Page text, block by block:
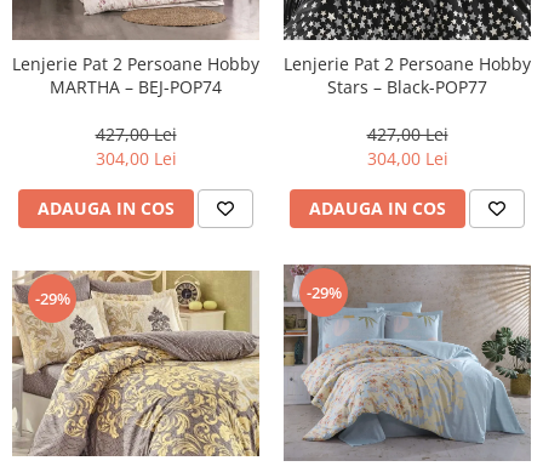
Lenjerie Pat 2 Persoane Hobby
MARTHA – BEJ-POP74
427,00 Lei
304,00 Lei
ADAUGA IN COS
Lenjerie Pat 2 Persoane Hobby
Stars – Black-POP77
427,00 Lei
304,00 Lei
ADAUGA IN COS
-29% -29%